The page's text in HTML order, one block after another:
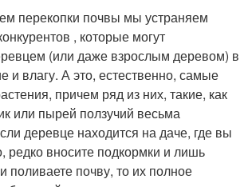
перекопки почвы мы устраняем
, которые могут
(или даже взрослым деревом) в
и влагу. А это, естественно, самые
причем ряд из них, такие, как
или пырей ползучий весьма
деревце находится на даче, где вы
редко вносите подкормки и лишь
поливаете почву, то их полное